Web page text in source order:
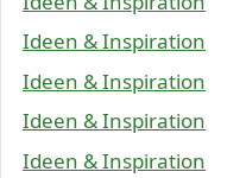
Ideen & Inspiration
Ideen & Inspiration
Ideen & Inspiration
Ideen & Inspiration